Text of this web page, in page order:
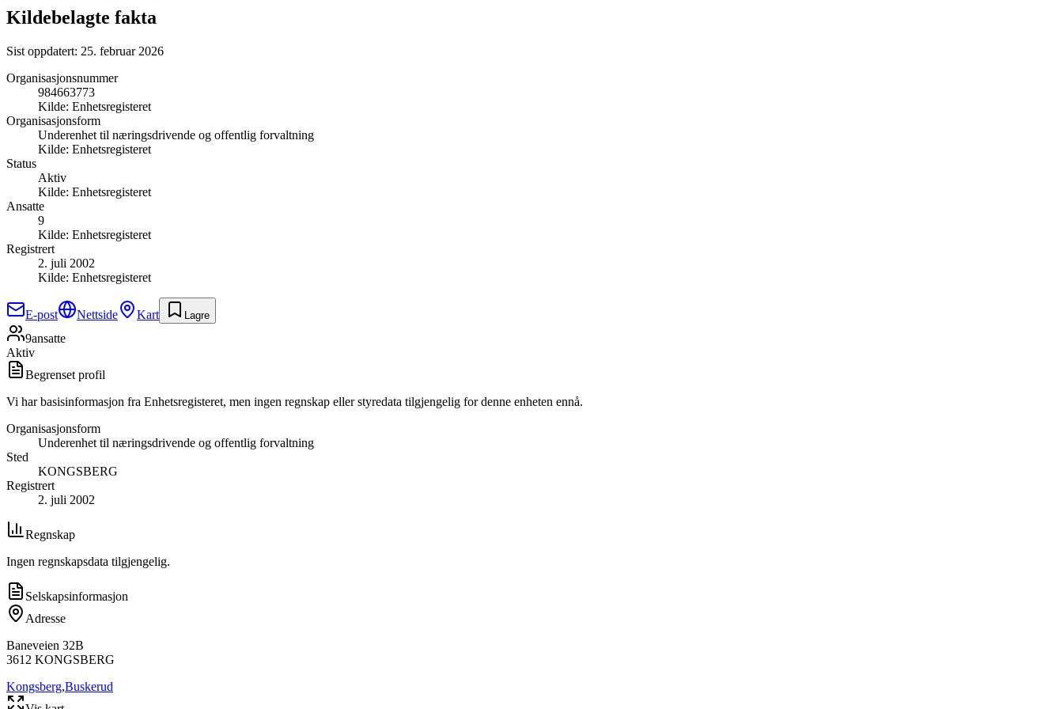
Kildebelagte fakta
Sist oppdatert: 25. februar 2026
Organisasjonsnummer
984663773
Kilde: Enhetsregisteret
Organisasjonsform
Underenhet til næringsdrivende og offentlig forvaltning
Kilde: Enhetsregisteret
Status
Aktiv
Kilde: Enhetsregisteret
Ansatte
9
Kilde: Enhetsregisteret
Registrert
2. juli 2002
Kilde: Enhetsregisteret
E-post Nettside Kart Lagre
9ansatte
Aktiv
Begrenset profil
Vi har basisinformasjon fra Enhetsregisteret, men ingen regnskap eller styredata tilgjengelig for denne enheten ennå.
Organisasjonsform
Underenhet til næringsdrivende og offentlig forvaltning
Sted
KONGSBERG
Registrert
2. juli 2002
Regnskap
Ingen regnskapsdata tilgjengelig.
Selskapsinformasjon
Adresse
Baneveien 32B
3612 KONGSBERG
Kongsberg,Buskerud